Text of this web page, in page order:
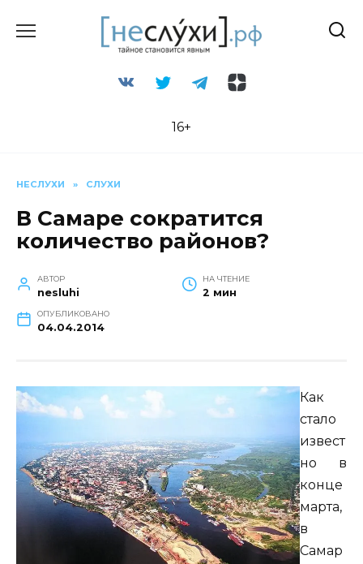
16+
НЕСЛУХИ » СЛУХИ
В Самаре сократится
количество районов?
АВТОР
nesluhi
НА ЧТЕНИЕ
2 мин
ОПУБЛИКОВАНО
04.04.2014
Как
стало
извест
но в
конце
марта,
в
Самар